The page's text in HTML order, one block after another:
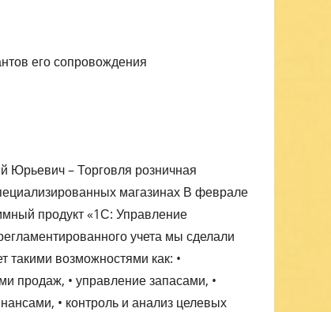
его сопровождения
– Торговля розничная
магазинах В феврале
продукт «1С: Управление
учета мы сделали
такими возможностями как: •
продаж, • управление запасами, •
• контроль и анализ целевых